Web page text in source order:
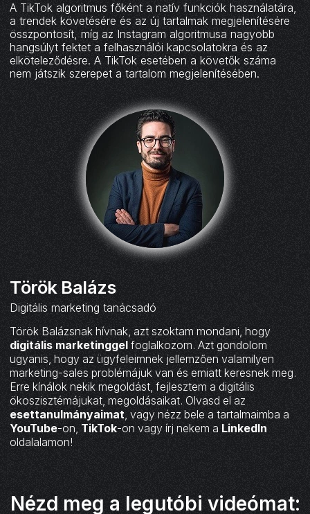
A TikTok algoritmus főként a natív funkciók használatára,
a trendek követésére és az új tartalmak megjelenítésére
összpontosít, míg az Instagram algoritmusa nagyobb
hangsúlyt fektet a felhasználói kapcsolatokra és az
elköteleződésre. A TikTok esetében a követők száma
nem játszik szerepet a tartalom megjelenítésében.
Török Balázs
Digitális marketing tanácsadó
Török Balázsnak hívnak, azt szoktam mondani, hogy
digitális marketinggel foglalkozom. Azt gondolom
ugyanis, hogy az ügyfeleimnek jellemzően valamilyen
marketing-sales problémájuk van és emiatt keresnek meg.
Erre kínálok nekik megoldást, fejlesztem a digitális
ökoszisztémájukat, megoldásaikat. Olvasd el az
esettanulmányaimat, vagy nézz bele a tartalmaimba a
YouTube-on, TikTok-on vagy írj nekem a LinkedIn
oldalalamon!
Nézd meg a legutóbi videómat: